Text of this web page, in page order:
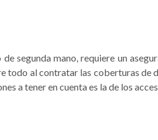
segunda mano, requiere un
todo al contratar las coberturas de
a tener en cuenta es la de los